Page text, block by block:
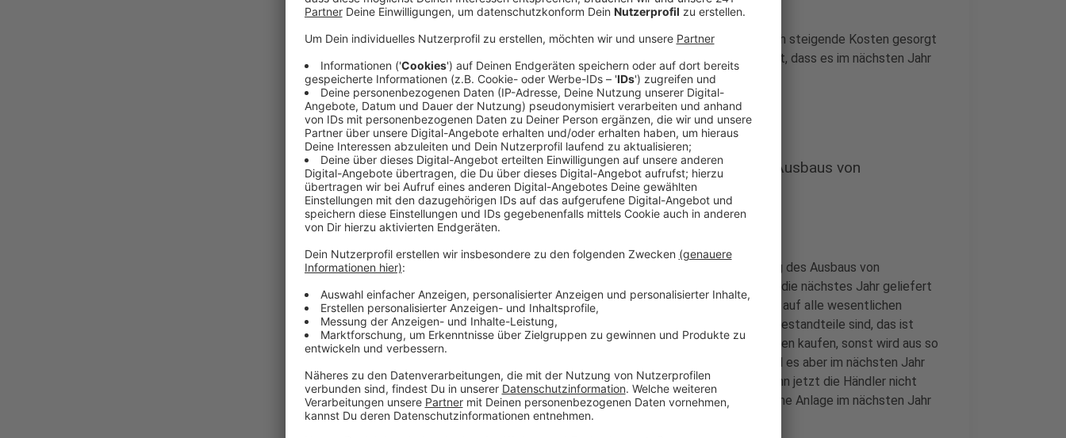
Der Lauf auf Solarenergie liegt an der Energiekrise, die für deutlich steigende Kosten gesorgt
hat. Viele denken um. Und die Ampel hat auch schon dafür gesorgt, dass es im nächsten Jahr
so weiter gehen kann.
Anzeige
"Umsatzsteuerlichen Maßnahmen zur Förderung des Ausbaus von
Photovoltaikanlagen"
Anzeige
Der sperrige Titel "umsatzsteuerlichen Maßnahmen zur Förderung des Ausbaus von
Photovoltaikanlagen" heißt übersetzt, dass bei einer Solaranlage, die nächstes Jahr geliefert
würde, 19 Prozent günstiger seien sollte. Denn die Umsatzsteuer auf alle wesentlichen
Bestandteile so einer Anlage fallen weg. Was jetzt wesentliche Bestandteile sind, das ist
offenbar noch nicht so ganz klar. Man muss zum Beispiel Dachhaken kaufen, sonst wird aus so
einem Solarmodul schnell mal ein Sonnensegel. Unterm Strich soll es aber im nächsten Jahr
noch mal einen Schub geben, weil die Steuern sinken werden. Wenn jetzt die Händler nicht
gleichzeitig die Preise nach oben schrauben, dann lohnt sich so eine Anlage im nächsten Jahr
deutlich mehr.